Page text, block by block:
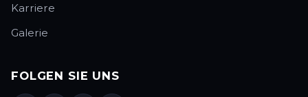
Karriere
Galerie
FOLGEN SIE UNS